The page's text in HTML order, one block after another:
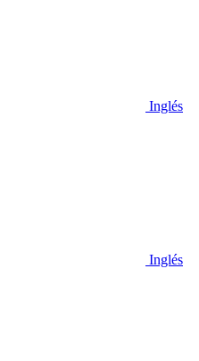
Inglés
Inglés